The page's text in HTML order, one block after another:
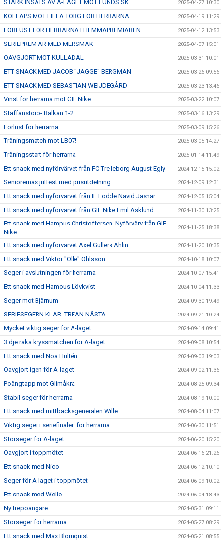
STARK INSATS AV A-LAGET MOT LUNDS SK 2025-04-27 10:30
KOLLAPS MOT LILLA TORG FÖR HERRARNA 2025-04-19 11:29
FÖRLUST FÖR HERRARNA I HEMMAPREMIÄREN 2025-04-12 13:53
SERIEPREMIÄR MED MERSMAK 2025-04-07 15:01
OAVGJORT MOT KULLADAL 2025-03-31 10:01
ETT SNACK MED JACOB "JAGGE" BERGMAN 2025-03-26 09:56
ETT SNACK MED SEBASTIAN WEIJDEGÅRD 2025-03-23 13:46
Vinst för herrarna mot GIF Nike 2025-03-22 10:07
Staffanstorp- Balkan 1-2 2025-03-16 13:29
Förlust för herrarna 2025-03-09 15:26
Träningsmatch mot LB07! 2025-03-05 14:27
Träningsstart för herrarna 2025-01-14 11:49
Ett snack med nyförvärvet från FC Trelleborg August Egly 2024-12-15 15:02
Seniorernas julfest med prisutdelning 2024-12-09 12:31
Ett snack med nyförvärvet från IF Lödde Navid Jashar 2024-12-05 15:04
Ett snack med nyförvärvet från GIF Nike Emil Asklund 2024-11-30 13:25
Ett snack med Hampus Christoffersen. Nyförvärv från GIF
Nike
2024-11-25 18:38
Ett snack med nyförvärvet Axel Gullers Ahlin 2024-11-20 10:35
Ett snack med Viktor "Olle" Ohlsson 2024-10-18 10:07
Seger i avslutningen för herrarna 2024-10-07 15:41
Ett snack med Hamous Lövkvist 2024-10-04 11:33
Seger mot Bjärnum 2024-09-30 19:49
SERIESEGERN KLAR. TREAN NÄSTA 2024-09-21 10:24
Mycket viktig seger för A-laget 2024-09-14 09:41
3:dje raka kryssmatchen för A-laget 2024-09-08 10:54
Ett snack med Noa Hultén 2024-09-03 19:03
Oavgjort igen för A-laget 2024-09-02 11:36
Poängtapp mot Glimåkra 2024-08-25 09:34
Stabil seger för herrarna 2024-08-19 10:00
Ett snack med mittbacksgeneralen Wille 2024-08-04 11:07
Viktig seger i seriefinalen för herrarna 2024-06-30 11:51
Storseger för A-laget 2024-06-20 15:20
Oavgjort i toppmötet 2024-06-16 21:26
Ett snack med Nico 2024-06-12 10:10
Seger för A-laget i toppmötet 2024-06-09 10:02
Ett snack med Welle 2024-06-04 18:43
Ny trepoängare 2024-05-31 09:11
Storseger för herrarna 2024-05-27 08:29
Ett snack med Max Blomquist 2024-05-21 08:55